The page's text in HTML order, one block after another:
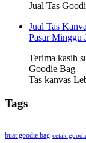
Jual Tas
Jual Tas
Pasar Minggu
Terima kasih
Goodie Bag
Tas kanvas
Tags
buat goodie bag cetak